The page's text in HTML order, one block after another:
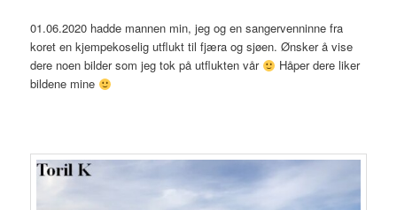
01.06.2020 hadde mannen min, jeg og en sangervenninne fra
koret en kjempekoselig utflukt til fjæra og sjøen. Ønsker å vise
dere noen bilder som jeg tok på utflukten vår
Håper dere liker
bildene mine